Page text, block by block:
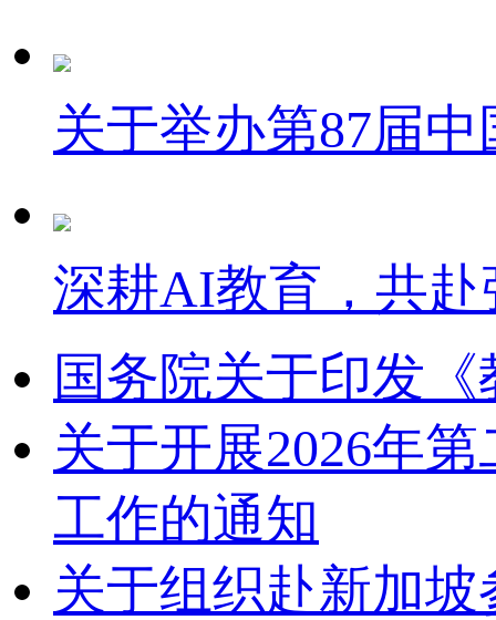
关于举办第87届
深耕AI教育，共
国务院关于印发
关于开展2026年
工作的通知
关于组织赴新加坡